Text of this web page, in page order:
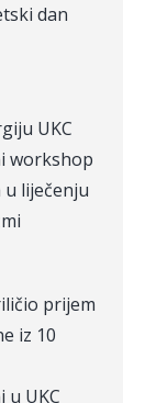
dan
UKC
workshop
liječenju
prijem
iz 10
u UKC